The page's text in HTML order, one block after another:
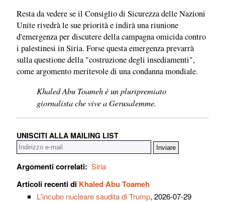
Resta da vedere se il Consiglio di Sicurezza delle Nazioni
Unite rivedrà le sue priorità e indirà una riunione
d'emergenza per discutere della campagna omicida contro
i palestinesi in Siria. Forse questa emergenza prevarrà
sulla questione della "costruzione degli insediamenti",
come argomento meritevole di una condanna mondiale.
Khaled Abu Toameh è un pluripremiato
giornalista che vive a Gerusalemme.
UNISCITI ALLA MAILING LIST
Argomenti correlati: Siria
Articoli recenti di Khaled Abu Toameh
L'incubo nucleare saudita di Trump, 2026-07-29